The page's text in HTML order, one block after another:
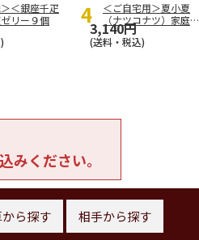
＜銀座千疋
リー９個
＜ご自宅用＞夏小夏
（ナツコナツ）家庭用
３ｋｇ
3,140円
(送料・税込)
みください。
ら探す 相手から探す